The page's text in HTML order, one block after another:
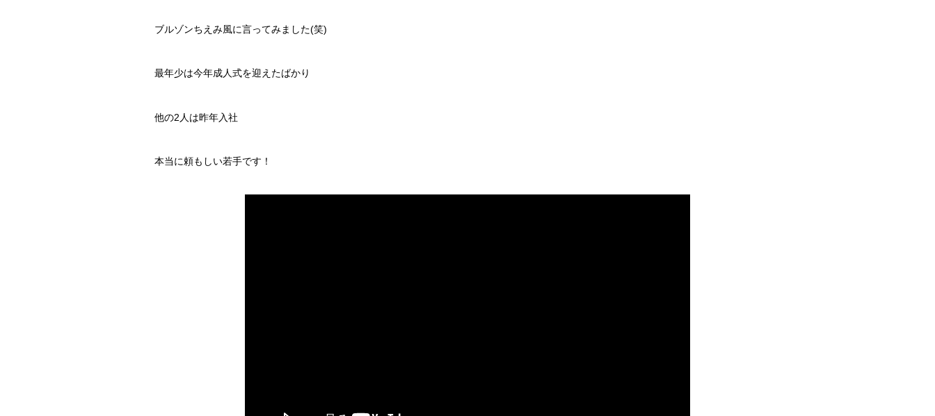
ブルゾンちえみ風に言ってみました(笑)
最年少は今年成人式を迎えたばかり
他の2人は昨年入社
本当に頼もしい若手です！